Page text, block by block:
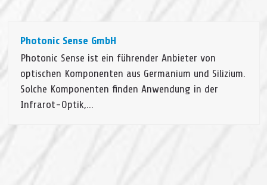
Photonic Sense GmbH
Photonic Sense ist ein führender Anbieter von
optischen Komponenten aus Germanium und Silizium.
Solche Komponenten finden Anwendung in der
Infrarot-Optik,…